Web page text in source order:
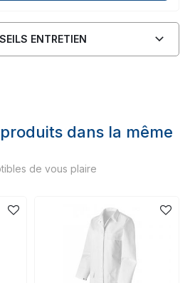
ENTRETIEN
dans la même
de vous plaire